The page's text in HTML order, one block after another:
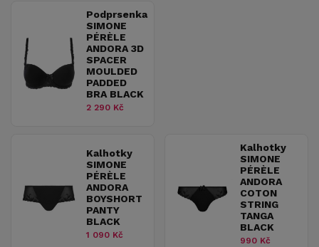
Podprsenka
SIMONE
PÉRÈLE
ANDORA 3D
SPACER
MOULDED
PADDED
BRA BLACK
2 290 Kč
Kalhotky
SIMONE
PÉRÈLE
ANDORA
BOYSHORT
PANTY
BLACK
1 090 Kč
Kalhotky
SIMONE
PÉRÈLE
ANDORA
COTON
STRING
TANGA
BLACK
990 Kč